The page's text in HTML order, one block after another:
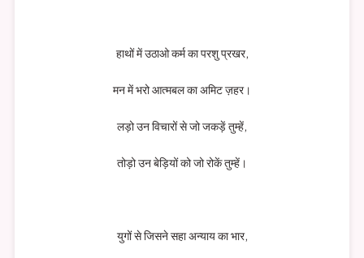
हाथों में उठाओ कर्म का परशु प्रखर,
मन में भरो आत्मबल का अमिट ज़हर।
लड़ो उन विचारों से जो जकड़ें तुम्हें,
तोड़ो उन बेड़ियों को जो रोकें तुम्हें।
युगों से जिसने सहा अन्याय का भार,